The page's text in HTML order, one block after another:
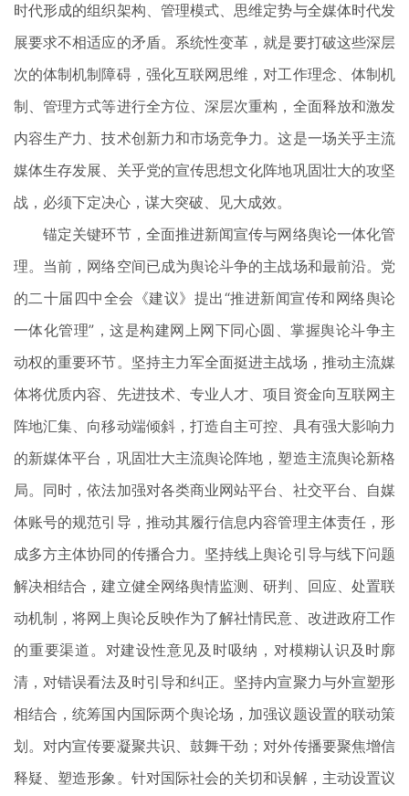
时代形成的组织架构、管理模式、思维定势与全媒体时代发
展要求不相适应的矛盾。系统性变革，就是要打破这些深层
次的体制机制障碍，强化互联网思维，对工作理念、体制机
制、管理方式等进行全方位、深层次重构，全面释放和激发
内容生产力、技术创新力和市场竞争力。这是一场关乎主流
媒体生存发展、关乎党的宣传思想文化阵地巩固壮大的攻坚
战，必须下定决心，谋大突破、见大成效。
锚定关键环节，全面推进新闻宣传与网络舆论一体化管
理。当前，网络空间已成为舆论斗争的主战场和最前沿。党
的二十届四中全会《建议》提出“推进新闻宣传和网络舆论
一体化管理”，这是构建网上网下同心圆、掌握舆论斗争主
动权的重要环节。坚持主力军全面挺进主战场，推动主流媒
体将优质内容、先进技术、专业人才、项目资金向互联网主
阵地汇集、向移动端倾斜，打造自主可控、具有强大影响力
的新媒体平台，巩固壮大主流舆论阵地，塑造主流舆论新格
局。同时，依法加强对各类商业网站平台、社交平台、自媒
体账号的规范引导，推动其履行信息内容管理主体责任，形
成多方主体协同的传播合力。坚持线上舆论引导与线下问题
解决相结合，建立健全网络舆情监测、研判、回应、处置联
动机制，将网上舆论反映作为了解社情民意、改进政府工作
的重要渠道。对建设性意见及时吸纳，对模糊认识及时廓
清，对错误看法及时引导和纠正。坚持内宣聚力与外宣塑形
相结合，统筹国内国际两个舆论场，加强议题设置的联动策
划。对内宣传要凝聚共识、鼓舞干劲；对外传播要聚焦增信
释疑、塑造形象。针对国际社会的关切和误解，主动设置议